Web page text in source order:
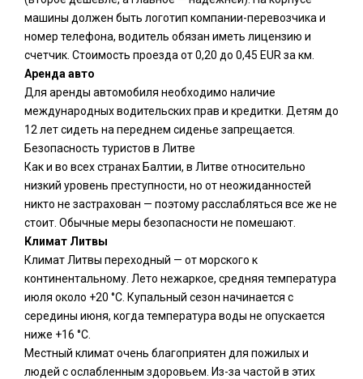
машины должен быть логотип компании-перевозчика и
номер телефона, водитель обязан иметь лицензию и
счетчик. Стоимость проезда от 0,20 до 0,45 EUR за км.
Аренда авто
Для аренды автомобиля необходимо наличие
международных водительских прав и кредитки. Детям до
12 лет сидеть на переднем сиденье запрещается.
Безопасность туристов в Литве
Как и во всех странах Балтии, в Литве относительно
низкий уровень преступности, но от неожиданностей
никто не застрахован — поэтому расслабляться все же не
стоит. Обычные меры безопасности не помешают.
Климат Литвы
Климат Литвы переходный — от морского к
континентальному. Лето нежаркое, средняя температура
июля около +20 °C. Купальный сезон начинается с
середины июня, когда температура воды не опускается
ниже +16 °C.
Местный климат очень благоприятен для пожилых и
людей с ослабленным здоровьем. Из-за частой в этих